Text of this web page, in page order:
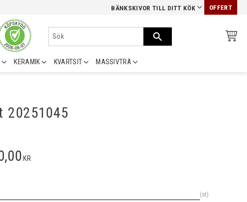
BÄNKSKIVOR TILL DITT KÖK OFFERT
KERAMIK KVARTSIT MASSIVTRÄ
20251045
KR
st